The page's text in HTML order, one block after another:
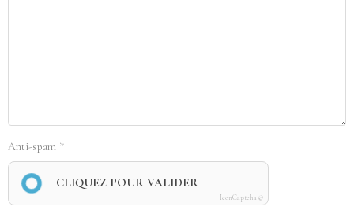
Anti-spam
CLIQUEZ POUR VALIDER
IconCaptcha ©